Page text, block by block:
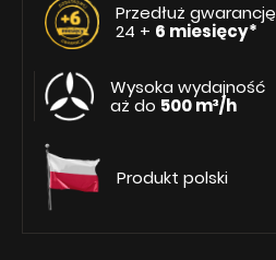
Przedłuż gwarancję
24 + 6 miesięcy*
Wysoka wydajność
aż do 500 m³/h
Produkt polski